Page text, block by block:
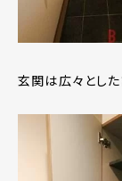
玄関は広々とした